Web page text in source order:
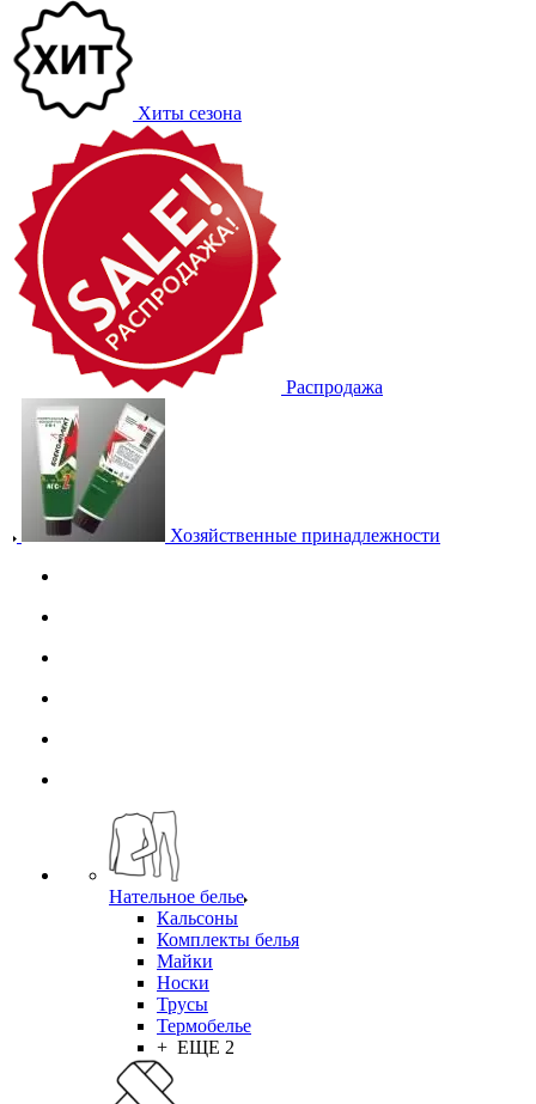
Хиты сезона
Распродажа
Хозяйственные принадлежности
Нательное белье
Кальсоны
Комплекты белья
Майки
Носки
Трусы
Термобелье
+ ЕЩЕ 2